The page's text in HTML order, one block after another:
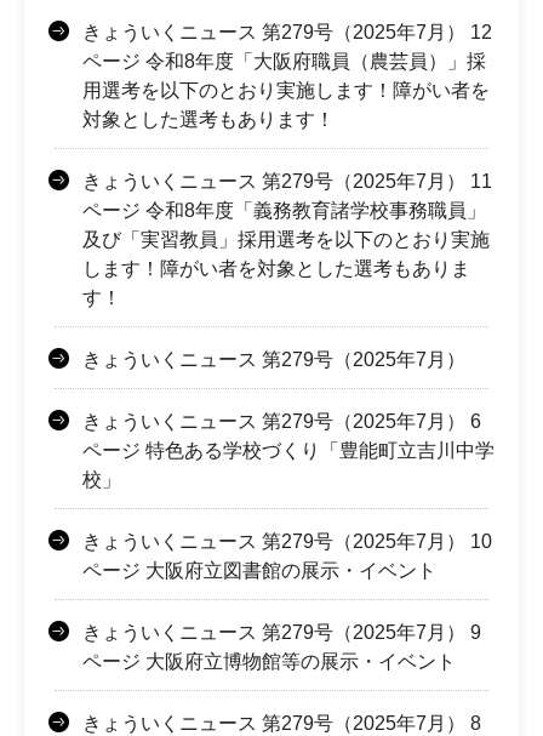
きょういくニュース 第279号（2025年7月） 12
ページ 令和8年度「大阪府職員（農芸員）」採
用選考を以下のとおり実施します！障がい者を
対象とした選考もあります！
きょういくニュース 第279号（2025年7月） 11
ページ 令和8年度「義務教育諸学校事務職員」
及び「実習教員」採用選考を以下のとおり実施
します！障がい者を対象とした選考もありま
す！
きょういくニュース 第279号（2025年7月）
きょういくニュース 第279号（2025年7月） 6
ページ 特色ある学校づくり「豊能町立吉川中学
校」
きょういくニュース 第279号（2025年7月） 10
ページ 大阪府立図書館の展示・イベント
きょういくニュース 第279号（2025年7月） 9
ページ 大阪府立博物館等の展示・イベント
きょういくニュース 第279号（2025年7月） 8